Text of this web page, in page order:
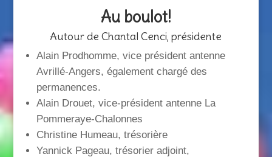
Au boulot!
Autour de Chantal Cenci, présidente
Alain Prodhomme, vice président antenne
Avrillé-Angers, également chargé des
permanences.
Alain Drouet, vice-président antenne La
Pommeraye-Chalonnes
Christine Humeau, trésorière
Yannick Pageau, trésorier adjoint,